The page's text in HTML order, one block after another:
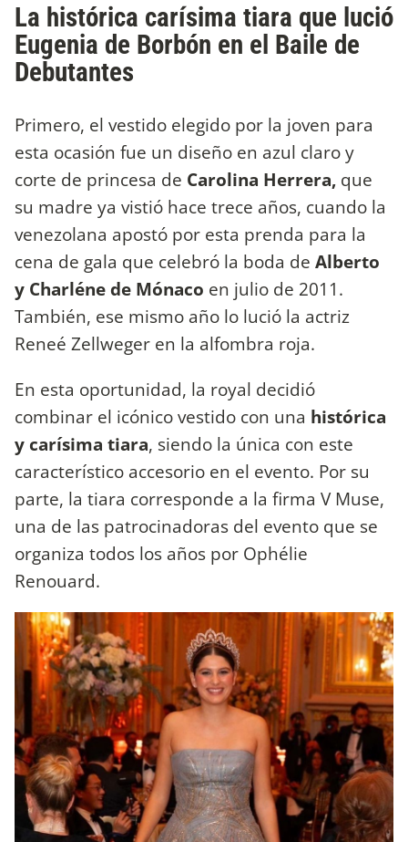
La histórica carísima tiara que lució
Eugenia de Borbón en el Baile de
Debutantes
Primero, el vestido elegido por la joven para
esta ocasión fue un diseño en azul claro y
corte de princesa de Carolina Herrera, que
su madre ya vistió hace trece años, cuando la
venezolana apostó por esta prenda para la
cena de gala que celebró la boda de Alberto
y Charléne de Mónaco en julio de 2011.
También, ese mismo año lo lució la actriz
Reneé Zellweger en la alfombra roja.
En esta oportunidad, la royal decidió
combinar el icónico vestido con una histórica
y carísima tiara, siendo la única con este
característico accesorio en el evento. Por su
parte, la tiara corresponde a la firma V Muse,
una de las patrocinadoras del evento que se
organiza todos los años por Ophélie
Renouard.